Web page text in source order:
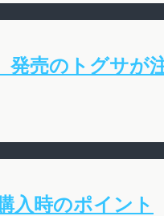
発売のトグサが
入時のポイント